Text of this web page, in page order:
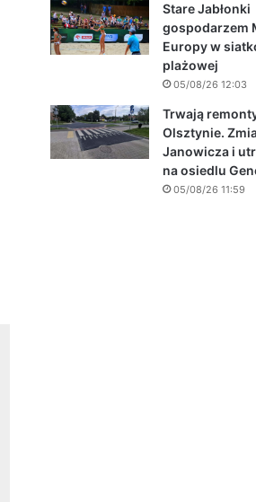
Stare Jabłonki
gospodarzem
Europy w
plażowej
05/08/26 12:03
Trwają
Olsztynie.
Janowicza i
na osiedlu
05/08/26 11:59